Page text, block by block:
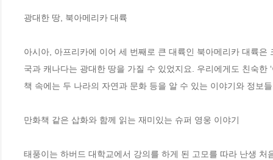
광대한 땅, 북아메리카 대륙
아시아, 아프리카에 이어 세 번째로 큰 대륙인 북아메리카 대륙
국과 캐나다는 광대한 땅을 가질 수 있었지요. 우리에게도 친숙한
책 속에는 두 나라의 자연과 문화 등을 알 수 있는 이야기와 정보
만화책 같은 삽화와 함께 읽는 재미있는 슈퍼 영웅 이야기
태풍이는 하버드 대학교에서 강의를 하게 된 고모를 따라 난생 처